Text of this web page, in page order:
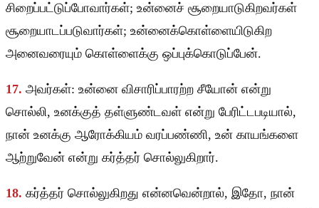
சிறைப்பட்டுப்போவார்கள்; உன்னைச் சூறையாடுகிறவர்கள்
சூறையாடப்படுவார்கள்; உன்னைக்கொள்ளையிடுகிற
அனைவரையும் கொள்ளைக்கு ஒப்புக்கொடுப்பேன்.
17. அவர்கள்: உன்னை விசாரிப்பாரற்ற சீயோன் என்று
சொல்லி, உனக்குத் தள்ளுண்டவள் என்று பேரிட்டபடியால்,
நான் உனக்கு ஆரோக்கியம் வரப்பண்ணி, உன் காயங்களை
ஆற்றுவேன் என்று கர்த்தர் சொல்லுகிறார்.
18. கர்த்தர் சொல்லுகிறது என்னவென்றால், இதோ, நான்